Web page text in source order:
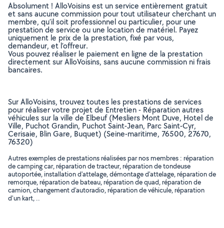
Absolument ! AlloVoisins est un service entièrement gratuit
et sans aucune commission pour tout utilisateur cherchant un
membre, qu’il soit professionnel ou particulier, pour une
prestation de service ou une location de matériel. Payez
uniquement le prix de la prestation, fixé par vous,
demandeur, et l’offreur.
Vous pouvez réaliser le paiement en ligne de la prestation
directement sur AlloVoisins, sans aucune commission ni frais
bancaires.
Sur AlloVoisins, trouvez toutes les prestations de services
pour réaliser votre projet de Entretien - Réparation autres
véhicules sur la ville de Elbeuf (Mesliers Mont Duve, Hotel de
Ville, Puchot Grandin, Puchot Saint-Jean, Parc Saint-Cyr,
Cerisaie, Blin Gare, Buquet) (Seine-maritime, 76500, 27670,
76320)
Autres exemples de prestations réalisées par nos membres : réparation
de camping car, réparation de tracteur, réparation de tondeuse
autoportée, installation d'attelage, démontage d'attelage, réparation de
remorque, réparation de bateau, réparation de quad, réparation de
camion, changement d'autoradio, réparation de véhicule, réparation
d'un kart, ..